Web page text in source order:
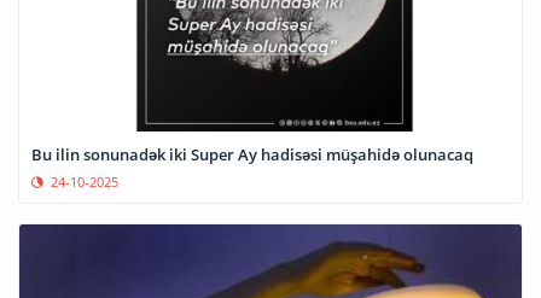
Bu ilin sonunadək iki Super Ay hadisəsi müşahidə olunacaq
24-10-2025